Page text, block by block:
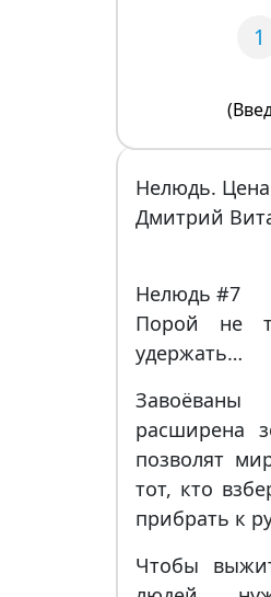
1
Нелюдь. Цена
Дмитрий
Нелюдь #7
Порой не
удержать…
Завоёваны
расширена
позволят
тот, кто
прибрать к
Чтобы